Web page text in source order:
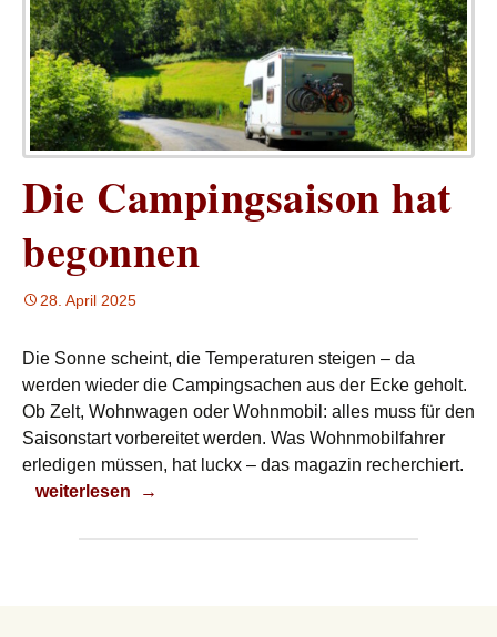
Die Campingsaison hat
begonnen
28. April 2025
Die Sonne scheint, die Temperaturen steigen – da
werden wieder die Campingsachen aus der Ecke geholt.
Ob Zelt, Wohnwagen oder Wohnmobil: alles muss für den
Saisonstart vorbereitet werden. Was Wohnmobilfahrer
erledigen müssen, hat luckx – das magazin recherchiert.
Die Campingsaison hat begonnen
weiterlesen →